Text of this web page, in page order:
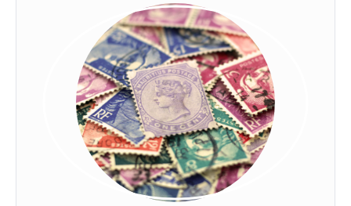
Tutte le durate
Nuovo da giorni
Chiude fra ora
USD a